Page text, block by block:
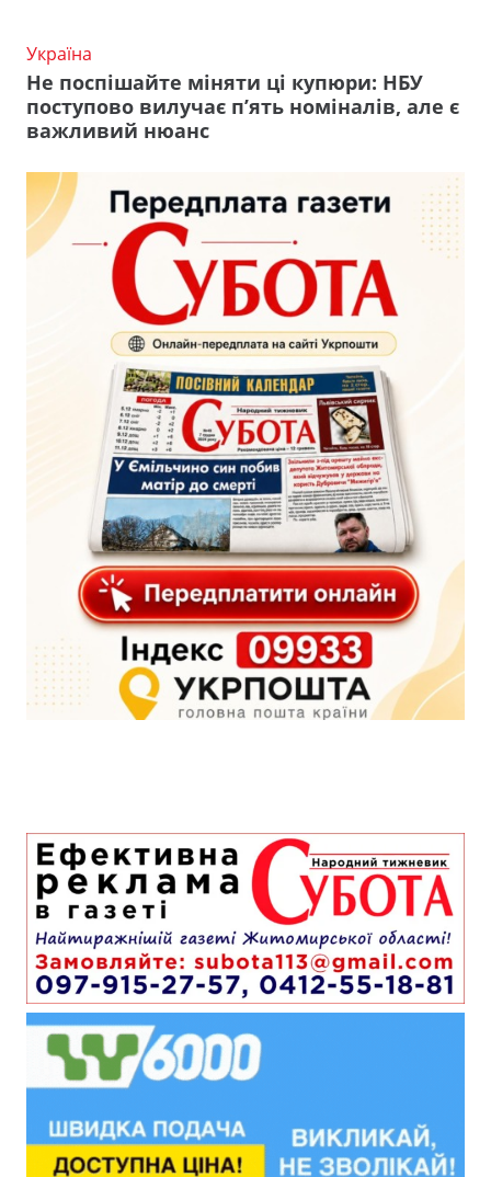
Україна
Не поспішайте міняти ці купюри: НБУ
поступово вилучає п’ять номіналів, але є
важливий нюанс